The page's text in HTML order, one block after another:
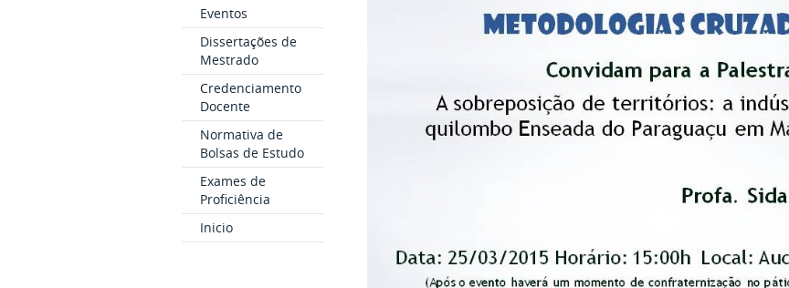
Eventos
Dissertações de
Mestrado
Credenciamento
Docente
Normativa de
Bolsas de Estudo
Exames de
Proficiência
Inicio